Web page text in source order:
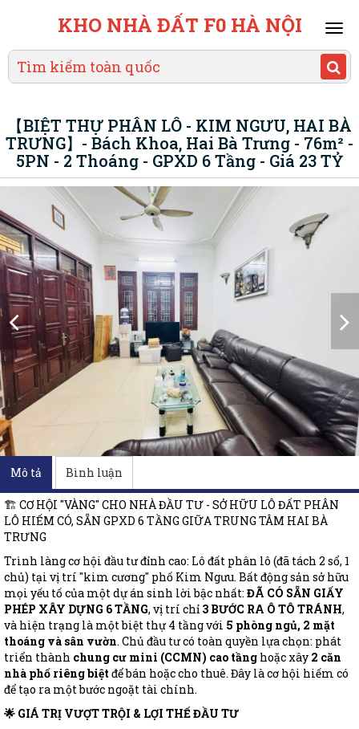
KHO NHÀ ĐẤT F0 HÀ NỘI
【BIỆT THỰ PHÂN LÔ - KIM NGƯU, HAI BÀ
TRƯNG】- Bách Khoa, Hai Bà Trưng - 76m² -
5PN - 2 Thoáng - GPXD 6 Tầng - Giá 23 TỶ
Mô tả Bình luận
🏗️ CƠ HỘI "VÀNG" CHO NHÀ ĐẦU TƯ - SỞ HỮU LÔ ĐẤT PHÂN
LÔ HIẾM CÓ, SẴN GPXD 6 TẦNG GIỮA TRUNG TÂM HAI BÀ
TRƯNG
Trình làng cơ hội đầu tư đỉnh cao: Lô đất phân lô (đã tách 2 sổ, 1
chủ) tại vị trí "kim cương" phố Kim Ngưu. Bất động sản sở hữu
mọi yếu tố của một dự án sinh lời bậc nhất: ĐÃ CÓ SẴN GIẤY
PHÉP XÂY DỰNG 6 TẦNG, vị trí chỉ 3 BƯỚC RA Ô TÔ TRÁNH,
và hiện trạng là một biệt thự 4 tầng với 5 phòng ngủ, 2 mặt
thoáng và sân vườn. Chủ đầu tư có toàn quyền lựa chọn: phát
triển thành chung cư mini (CCMN) cao tầng hoặc xây 2 căn
nhà phố riêng biệt để bán hoặc cho thuê. Đây là cơ hội hiếm có
để tạo ra một bước ngoặt tài chính.
🌟 GIÁ TRỊ VƯỢT TRỘI & LỢI THẾ ĐẦU TƯ